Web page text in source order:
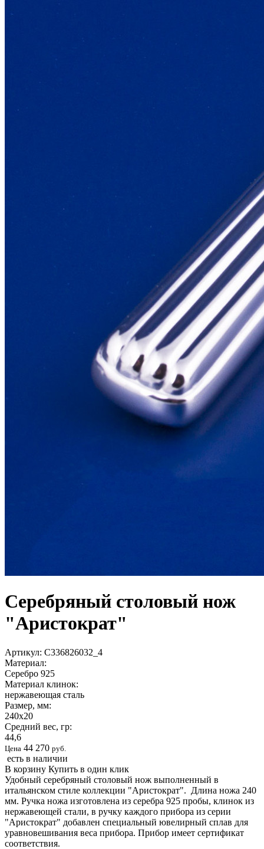
Серебряный столовый нож
"Аристократ"
Артикул: С336826032_4
Материал:
Серебро 925
Материал клинок:
нержавеющая сталь
Размер, мм:
240х20
Средний вес, гр:
44,6
Цена 44 270 руб.
есть в наличии
В корзину Купить в один клик
Удобный серебряный столовый нож выполненный в
итальянском стиле коллекции "Аристократ". Длина ножа 240
мм. Ручка ножа изготовлена из серебра 925 пробы, клинок из
нержавеющей стали, в ручку каждого прибора из серии
"Аристократ" добавлен специальный ювелирный сплав для
уравновешивания веса прибора. Прибор имеет сертификат
соответствия.